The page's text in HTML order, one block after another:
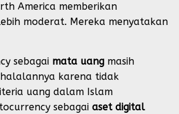
America memberikan
moderat. Mereka menyatakan
sebagai mata uang masih
karena tidak
uang dalam Islam
sebagai aset digital